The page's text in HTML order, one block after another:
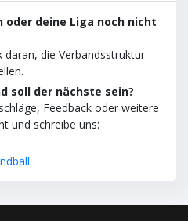
oder deine Liga noch nicht
die Verbandsstruktur
soll der nächste sein?
Feedback oder weitere
und schreibe uns: